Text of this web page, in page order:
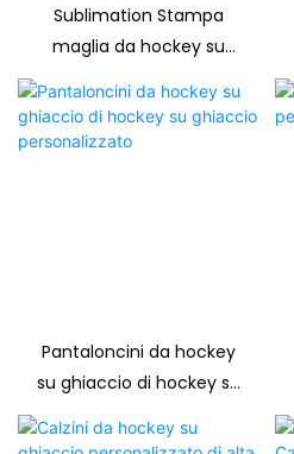
Sublimation Stampa
maglia da hockey su
Pantaloncini da hockey
su ghiaccio di hockey su